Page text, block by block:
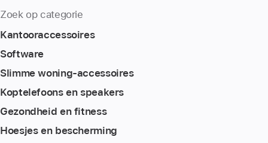
Zoek op categorie
Kantoor­accessoires
Software
Slimme woning-accessoires
Koptelefoons en speakers
Gezondheid en fitness
Hoesjes en bescherming